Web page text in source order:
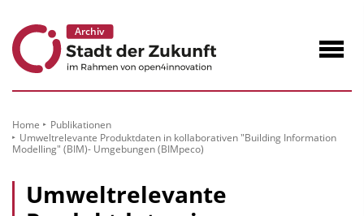
Inhalt
Home
Publikationen
Umweltrelevante Produktdaten in kollaborativen "Building Information
Modelling" (BIM)- Umgebungen (BIMpeco)
Umweltrelevante